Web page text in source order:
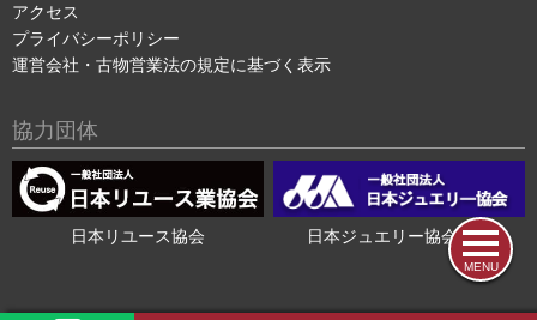
MENU
アクセス
プライバシーポリシー
運営会社・古物営業法の規定に基づく表示
協力団体
日本リユース協会 日本ジュエリー協会会員